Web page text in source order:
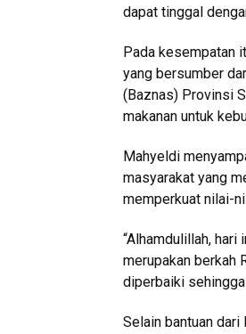
dapat tinggal
Pada kesempatan
yang bersumber
(Baznas) Provinsi
makanan untuk
Mahyeldi
masyarakat yang
memperkuat nilai-
“Alhamdulillah, hari
merupakan berkah
diperbaiki sehingga
Selain bantuan dari